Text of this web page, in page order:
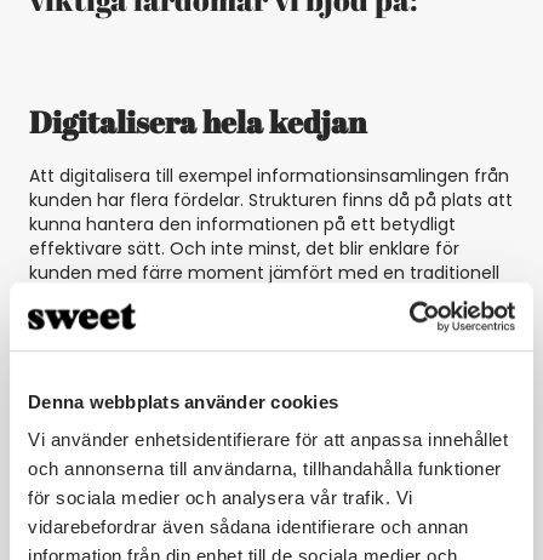
Denna webbplats använder cookies
Vi använder enhetsidentifierare för att anpassa innehållet
och annonserna till användarna, tillhandahålla funktioner
för sociala medier och analysera vår trafik. Vi
vidarebefordrar även sådana identifierare och annan
Digitalisera hela kedjan
Att digitalisera till exempel informationsinsamlingen från
kunden har flera fördelar. Strukturen finns då på plats att
kunna hantera den informationen på ett betydligt
effektivare sätt. Och inte minst, det blir enklare för
kunden med färre moment jämfört med en traditionell
hantering. I vissa sammanhang bryts dock den kedjan.
Digitaliseringen är påbörjad men vid något tillfälle sker en
”avdigitalisering”, exempelvis genom att ett digitalt
scannas. Genom att bryta kedjan tappar vi
kundupplevelse, effektivitet och risken för låg
datakvalitet blir påtaglig. Med andra ord – försök att
digitalsiera hela kedjan! Kunden vinner på det och
admistrationen blir både snabbare och mindre
resurskrävande.